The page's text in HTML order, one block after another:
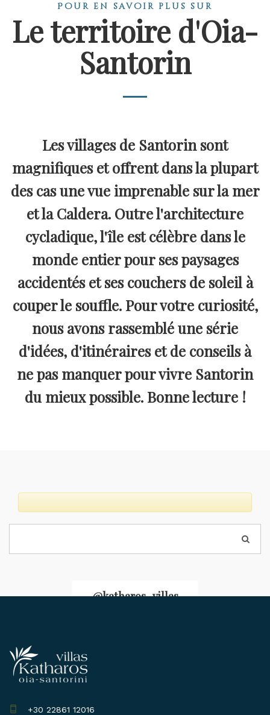
Pour en savoir plus sur
Le territoire d'Oia-
Santorin
Les villages de Santorin sont
magnifiques et offrent dans la plupart
des cas une vue imprenable sur la mer
et la Caldera. Outre l'architecture
cycladique, l'île est célèbre dans le
monde entier pour ses paysages
accidentés et ses couchers de soleil à
couper le souffle. Pour votre curiosité,
nous avons rassemblé une série
d'idées, d'itinéraires et de conseils à
ne pas manquer pour vivre Santorin
du mieux possible. Bonne lecture !
@katharos_villas
+30 22861 12016